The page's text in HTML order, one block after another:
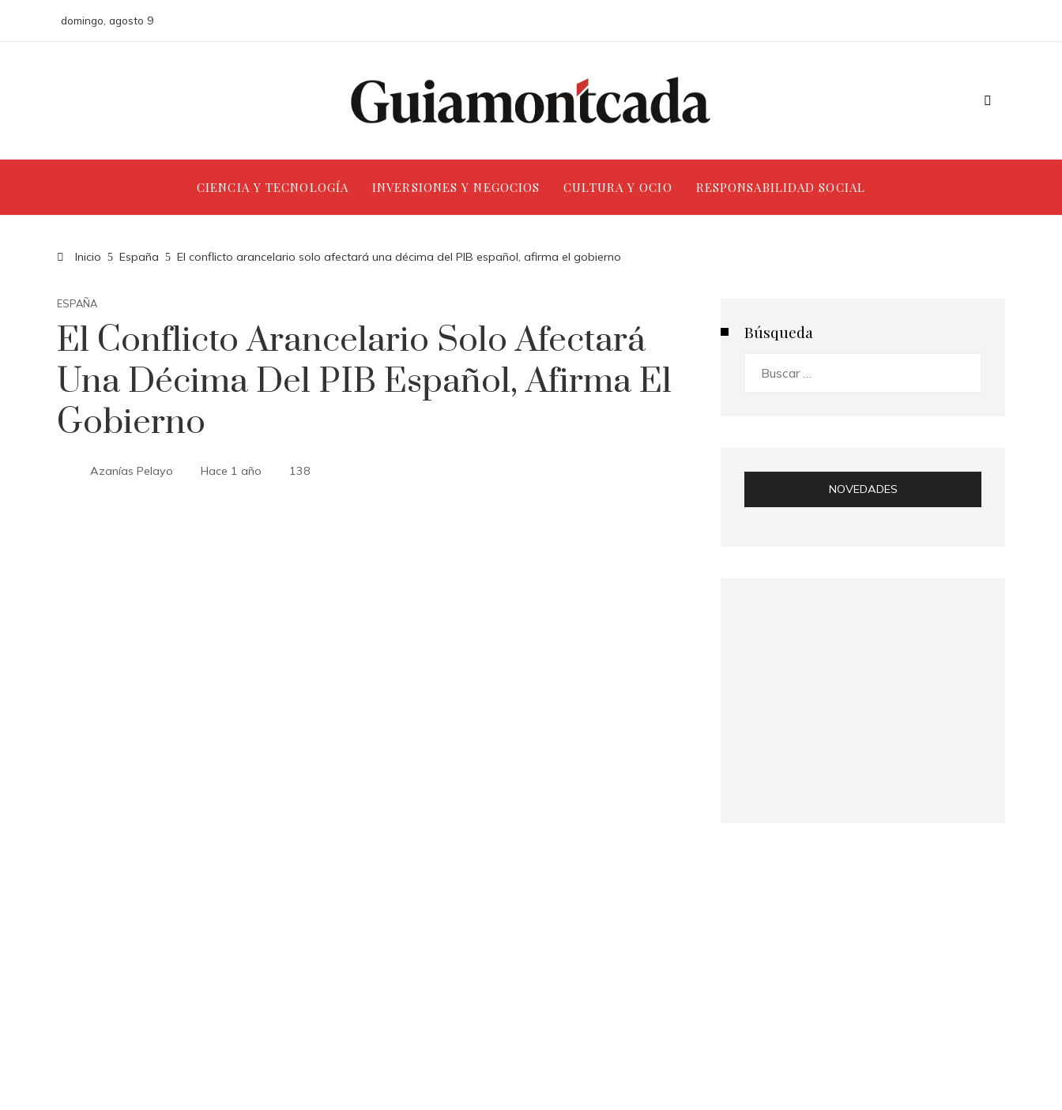
domingo, agosto 9
CIENCIA Y TECNOLOGÍA INVERSIONES Y NEGOCIOS CULTURA Y OCIO RESPONSABILIDAD SOCIAL
Inicio España El conflicto arancelario solo afectará una décima del PIB español, afirma el gobierno
ESPAÑA
El Conflicto Arancelario Solo Afectará
Una Décima Del PIB Español, Afirma El
Gobierno
Azanías Pelayo Hace 1 año 138
Búsqueda
NOVEDADES